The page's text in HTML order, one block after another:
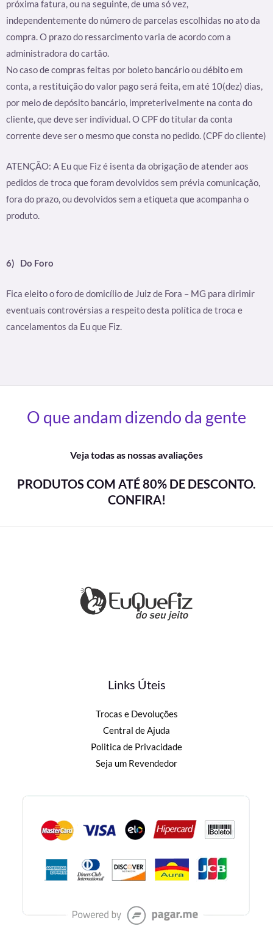
próxima fatura, ou na seguinte, de uma só vez,
independentemente do número de parcelas escolhidas no ato da
compra. O prazo do ressarcimento varia de acordo com a
administradora do cartão.
No caso de compras feitas por boleto bancário ou débito em
conta, a restituição do valor pago será feita, em até 10(dez) dias,
por meio de depósito bancário, impreterivelmente na conta do
cliente, que deve ser individual. O CPF do titular da conta
corrente deve ser o mesmo que consta no pedido. (CPF do cliente)
ATENÇÃO: A Eu que Fiz é isenta da obrigação de atender aos
pedidos de troca que foram devolvidos sem prévia comunicação,
fora do prazo, ou devolvidos sem a etiqueta que acompanha o
produto.
6) Do Foro
Fica eleito o foro de domicílio de Juiz de Fora – MG para dirimir
eventuais controvérsias a respeito desta política de troca e
cancelamentos da Eu que Fiz.
O que andam dizendo da gente
Veja todas as nossas avaliações
PRODUTOS COM ATÉ 80% DE DESCONTO.
CONFIRA!
Links Úteis
Trocas e Devoluções
Central de Ajuda
Politica de Privacidade
Seja um Revendedor